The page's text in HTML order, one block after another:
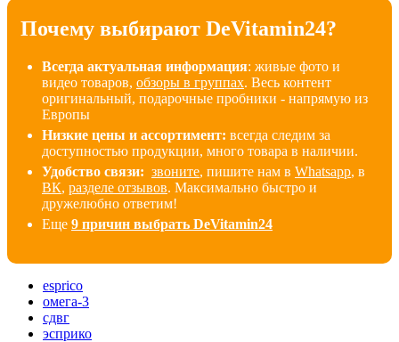
Почему выбирают DeVitamin24?
Всегда актуальная информация: живые фото и
видео товаров, обзоры в группах. Весь контент
оригинальный, подарочные пробники - напрямую из
Европы
Низкие цены и ассортимент: всегда следим за
доступностью продукции, много товара в наличии.
Удобство связи: звоните, пишите нам в Whatsapp, в
ВК, разделе отзывов. Максимально быстро и
дружелюбно ответим!
Еще 9 причин выбрать DeVitamin24
esprico
омега-3
сдвг
эсприко